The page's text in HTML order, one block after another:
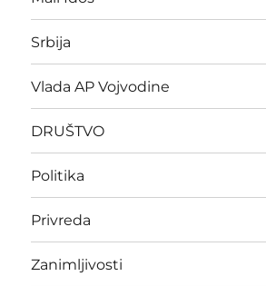
Srbija
Vlada AP Vojvodine
DRUŠTVO
Politika
Privreda
Zanimljivosti